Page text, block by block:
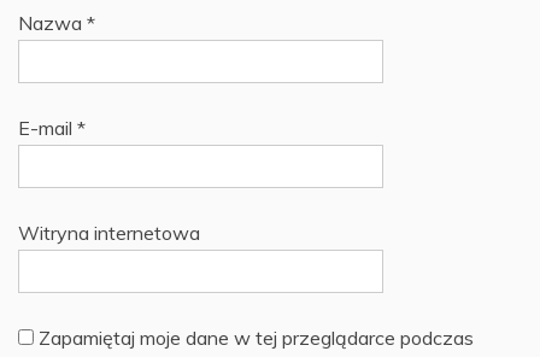
Nazwa *
E-mail *
Witryna internetowa
Zapamiętaj moje dane w tej przeglądarce podczas